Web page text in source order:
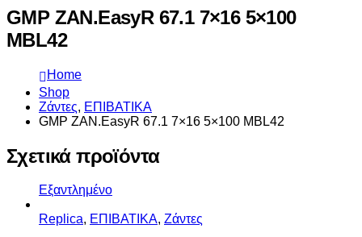
GMP ZAN.EasyR 67.1 7×16 5×100
MBL42
Home
Shop
Ζάντες, ΕΠΙΒΑΤΙΚΑ
GMP ZAN.EasyR 67.1 7×16 5×100 MBL42
Σχετικά προϊόντα
Εξαντλημένο
Replica, ΕΠΙΒΑΤΙΚΑ, Ζάντες